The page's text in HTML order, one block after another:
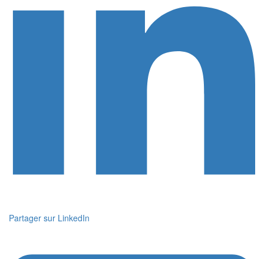
Partager sur LinkedIn